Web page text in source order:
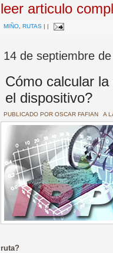
leer articulo
MIÑO RUTAS | |
14 de septiembre
Cómo calcular
el dispositivo?
PUBLICADO POR OSCAR FAFIAN A
ruta?